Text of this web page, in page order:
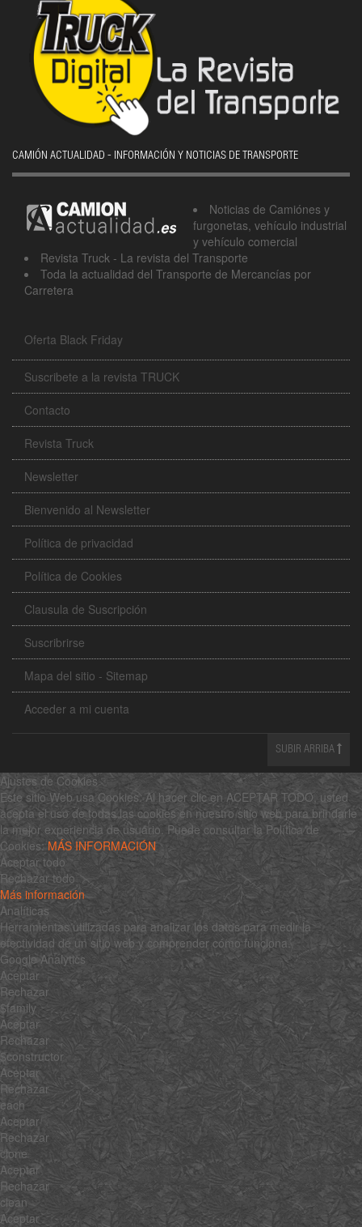
CAMIÓN ACTUALIDAD - INFORMACIÓN Y NOTICIAS DE TRANSPORTE
Noticias de Camiónes y
furgonetas, vehículo industrial
y vehículo comercial
Revista Truck - La revista del Transporte
Toda la actualidad del Transporte de Mercancías por
Carretera
Oferta Black Friday
Suscribete a la revista TRUCK
Contacto
Revista Truck
Newsletter
Bienvenido al Newsletter
Política de privacidad
Política de Cookies
Clausula de Suscripción
Suscribrirse
Mapa del sitio - Sitemap
Acceder a mi cuenta
SUBIR ARRIBA
Ajustes de Cookies
Este sitio Web usa Cookies. Al hacer clic en ACEPTAR TODO, usted
acepta el uso de todas las cookies en nuestro sitio web para brindarle
la mejor experiencia de usuario. Puede consultar la Política de
Cookies: MÁS INFORMACIÓN
Aceptar todo
Rechazar todo
Más información
Analíticas
Herramientas utilizadas para analizar los datos para medir la
efectividad de un sitio web y comprender cómo funciona.
Google Analytics
Aceptar
Rechazar
$family
Aceptar
Rechazar
$constructor
Aceptar
Rechazar
each
Aceptar
Rechazar
clone
Aceptar
Rechazar
clean
Aceptar